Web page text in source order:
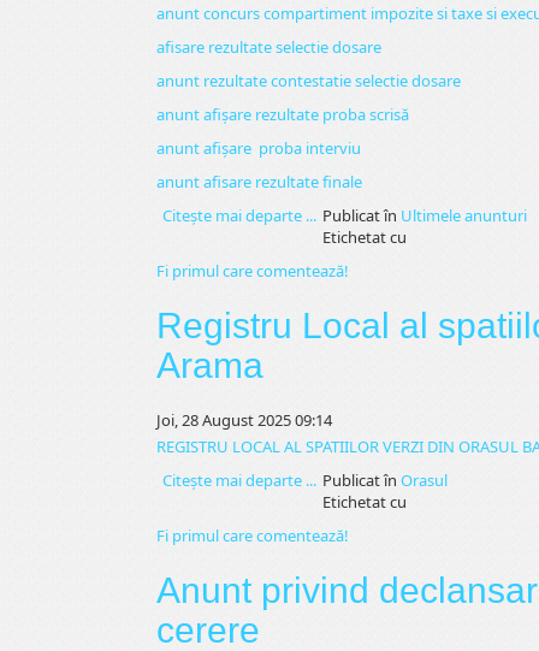
anunt concurs compartiment impozite si taxe si
afisare rezultate selectie dosare
anunt rezultate contestatie selectie dosare
anunt afișare rezultate proba scrisă
anunt afișare proba interviu
anunt afisare rezultate finale
Citeşte mai departe ... Publicat în Ultimele anunturi
Etichetat cu
Fi primul care comentează!
Registru Local al
Arama
Joi, 28 August 2025 09:14
REGISTRU LOCAL AL SPATIILOR VERZI DIN ORASUL
Citeşte mai departe ... Publicat în Orasul
Etichetat cu
Fi primul care comentează!
Anunt privind
cerere